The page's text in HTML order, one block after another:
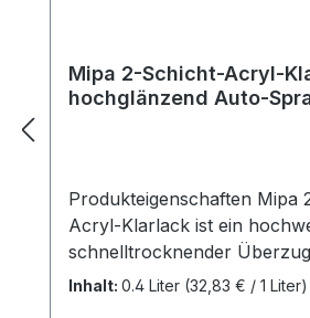
Mipa 2-Schicht-Acryl-
hochglänzend Auto-
Produkteigenschaften Mipa 2-Schicht-
Acryl-Klarlack ist ein
schnelltrocknender
Basislacke. Sehr gute Wetterbeständigkeit
Inhalt: 0.4 Liter (32,83 € / 1 Liter)